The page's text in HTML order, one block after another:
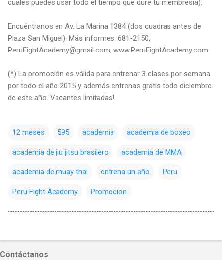
cuales puedes usar todo el tiempo que dure tu membresía).
Encuéntranos en Av. La Marina 1384 (dos cuadras antes de
Plaza San Miguel). Más informes: 681-2150,
PeruFightAcademy@gmail.com, www.PeruFightAcademy.com
(*) La promoción es válida para entrenar 3 clases por semana
por todo el año 2015 y además entrenas gratis todo diciembre
de este año. Vacantes limitadas!
12 meses 595 academia academia de boxeo
academia de jiu jitsu brasilero academia de MMA
academia de muay thai entrena un año Peru
Peru Fight Academy Promocion
Contáctanos